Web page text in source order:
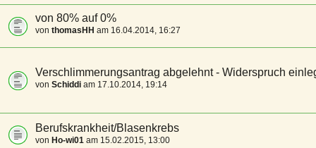
von 80% auf 0%
von thomasHH am 16.04.2014, 16:27
Verschlimmerungsantrag abgelehnt - Widerspruch
von Schiddi am 17.10.2014, 19:14
Berufskrankheit/Blasenkrebs
von Ho-wi01 am 15.02.2015, 13:00